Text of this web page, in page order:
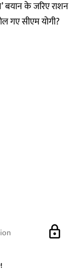
बयान के जरिए राशन
गए सीएम योगी?
lock